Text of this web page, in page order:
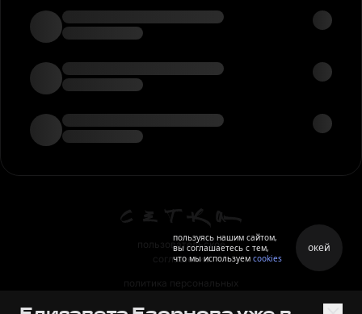
пользовательское
соглашение
политика персональных
пользуясь нашим сайтом,
вы соглашаетесь с тем,
что мы используем cookies
окей